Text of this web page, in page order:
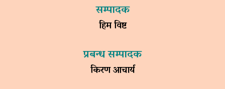
सम्पादक
हिम विष्ट
प्रबन्ध सम्पादक
किरण आचार्य